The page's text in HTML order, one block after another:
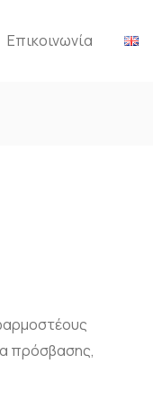
Επικοινωνία
πρόσβασης,